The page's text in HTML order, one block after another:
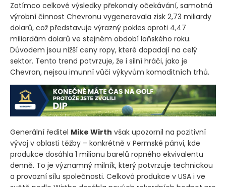
Zatímco celkové výsledky překonaly očekávání, samotná
výrobní činnost Chevronu vygenerovala zisk 2,73 miliardy
dolarů, což představuje výrazný pokles oproti 4,47
miliardám dolarů ve stejném období loňského roku.
Důvodem jsou nižší ceny ropy, které dopadají na celý
sektor. Tento trend potvrzuje, že i silní hráči, jako je
Chevron, nejsou imunní vůči výkyvům komoditních trhů.
Generální ředitel Mike Wirth však upozornil na pozitivní
vývoj v oblasti těžby – konkrétně v Permské pánvi, kde
produkce dosáhla 1 milionu barelů ropného ekvivalentu
denně. To je významný milník, který potvrzuje technickou
a provozní sílu společnosti. Celková produkce v USA i ve